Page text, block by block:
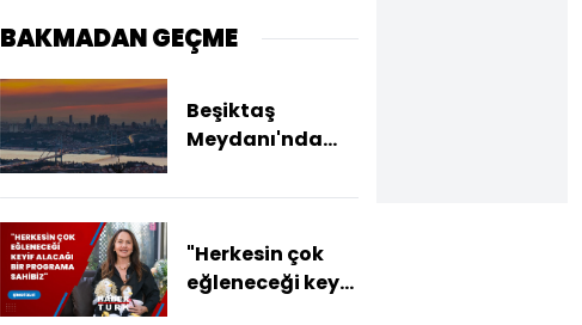
BAKMADAN GEÇME
Beşiktaş
Meydanı'nda
başlama vuruşu
"Herkesin çok
eğleneceği keyif